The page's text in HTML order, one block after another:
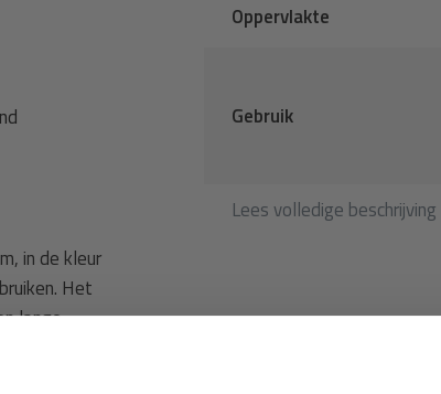
in de kleur
Het
lange
en
Oppervlakte
Gebruik
Lees volledige beschrijving